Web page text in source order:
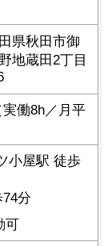
県秋田市御
地蔵田2丁目
実働8h／月平
小屋駅 徒歩
分
可